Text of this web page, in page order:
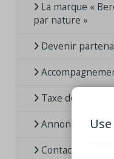
La marque «
par nature »
Devenir
Taxe de séjour
Annoncer un
Contact presse